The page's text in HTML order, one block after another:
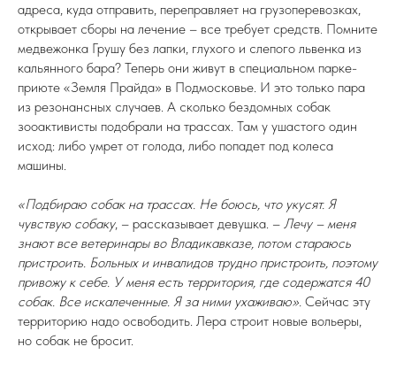
адреса, куда отправить, переправляет на грузоперевозках,
открывает сборы на лечение – все требует средств. Помните
медвежонка Грушу без лапки, глухого и слепого львенка из
кальянного бара? Теперь они живут в специальном парке-
приюте «Земля Прайда» в Подмосковье. И это только пара
из резонансных случаев. А сколько бездомных собак
зооактивисты подобрали на трассах. Там у ушастого один
исход: либо умрет от голода, либо попадет под колеса
машины.
«Подбираю собак на трассах. Не боюсь, что укусят. Я
чувствую собаку, – рассказывает девушка. – Лечу – меня
знают все ветеринары во Владикавказе, потом стараюсь
пристроить. Больных и инвалидов трудно пристроить, поэтому
привожу к себе. У меня есть территория, где содержатся 40
собак. Все искалеченные. Я за ними ухаживаю». Сейчас эту
территорию надо освободить. Лера строит новые вольеры,
но собак не бросит.